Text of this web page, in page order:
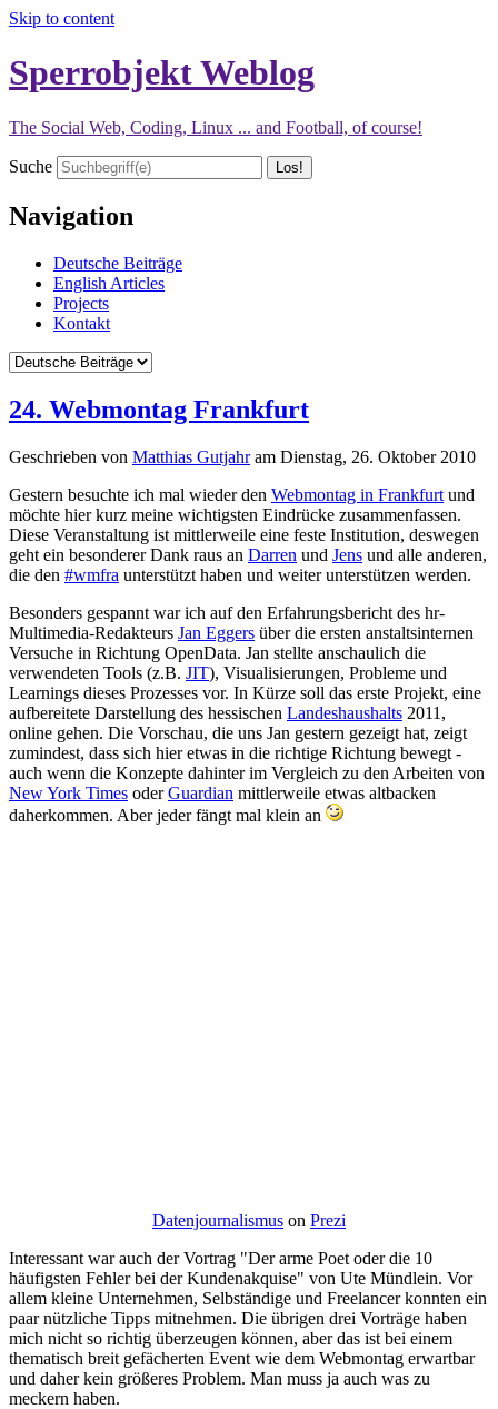
Skip to content
Sperrobjekt Weblog
The Social Web, Coding, Linux ... and Football, of course!
Suche
Navigation
Deutsche Beiträge
English Articles
Projects
Kontakt
24. Webmontag Frankfurt
Geschrieben von Matthias Gutjahram Dienstag, 26. Oktober 2010
Gestern besuchte ich mal wieder den Webmontag in Frankfurt und
möchte hier kurz meine wichtigsten Eindrücke zusammenfassen.
Diese Veranstaltung ist mittlerweile eine feste Institution, deswegen
geht ein besonderer Dank raus an Darren und Jens und alle anderen,
die den #wmfra unterstützt haben und weiter unterstützen werden.
Besonders gespannt war ich auf den Erfahrungsbericht des hr-
Multimedia-Redakteurs Jan Eggers über die ersten anstaltsinternen
Versuche in Richtung OpenData. Jan stellte anschaulich die
verwendeten Tools (z.B. JIT), Visualisierungen, Probleme und
Learnings dieses Prozesses vor. In Kürze soll das erste Projekt, eine
aufbereitete Darstellung des hessischen Landeshaushalts 2011,
online gehen. Die Vorschau, die uns Jan gestern gezeigt hat, zeigt
zumindest, dass sich hier etwas in die richtige Richtung bewegt -
auch wenn die Konzepte dahinter im Vergleich zu den Arbeiten von
New York Times oderGuardian mittlerweile etwas altbacken
daherkommen. Aber jeder fängt mal klein an
Datenjournalismus on Prezi
Interessant war auch der Vortrag "Der arme Poet oder die 10
häufigsten Fehler bei der Kundenakquise" von Ute Mündlein. Vor
allem kleine Unternehmen, Selbständige und Freelancer konnten ein
paar nützliche Tipps mitnehmen. Die übrigen drei Vorträge haben
mich nicht so richtig überzeugen können, aber das ist bei einem
thematisch breit gefächerten Event wie dem Webmontag erwartbar
und daher kein größeres Problem. Man muss ja auch was zu
meckern haben.